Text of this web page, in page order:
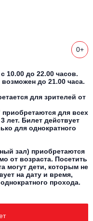
0+
10.00 до 22.00 часов.
до 21.00 часа.
для зрителей от
для всех
лет. Билет действует
для однократного
зал) приобретаются
от возраста. Посетить
могут дети, которым не
на дату и время,
прохода.